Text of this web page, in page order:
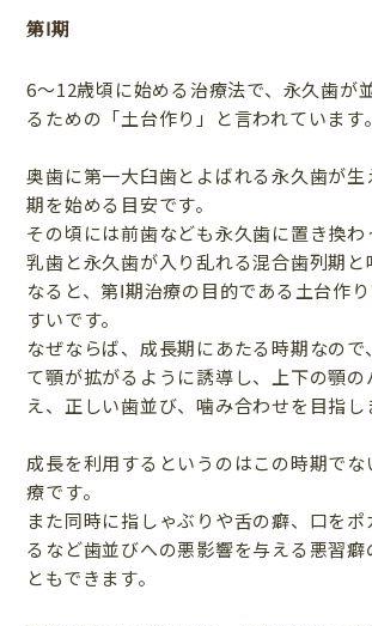
第Ⅰ期
6〜12歳頃に始める治療法で、永久歯が
るための「土台作り」と言われています。
奥歯に第一大臼歯とよばれる永久歯が生
期を始める目安です。
その頃には前歯なども永久歯に置き換わ
乳歯と永久歯が入り乱れる混合歯列期と
なると、第Ⅰ期治療の目的である土台作
すいです。
なぜならば、成長期にあたる時期なので
て顎が拡がるように誘導し、上下の顎
え、正しい歯並び、噛み合わせを目指し
成長を利用するというのはこの時期で
療です。
また同時に指しゃぶりや舌の癖、口を
るなど歯並びへの悪影響を与える悪習癖
ともできます。